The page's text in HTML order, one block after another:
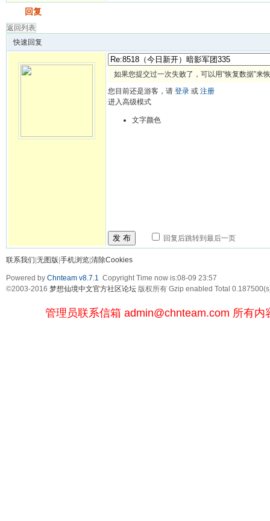
回复
返回列表
快速回复
如果您提交过一次失败了，可以用”恢复数据”来
您目前还是游客，请 登录 或 注册
进入高级模式
文字颜色
发 布 回复后跳转到最后一页
联系我们 无图版 手机浏览 清除Cookies
Powered by Chnteam v8.7.1 Copyright Time now is:08-09 23:57
©2003-2016 梦想仙境中文官方社区论坛 版权所有 Gzip enabled Total
管理员联系信箱 admin@chnteam.com 所有内